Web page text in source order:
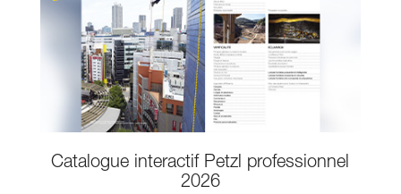
Catalogue interactif Petzl professionnel
2026